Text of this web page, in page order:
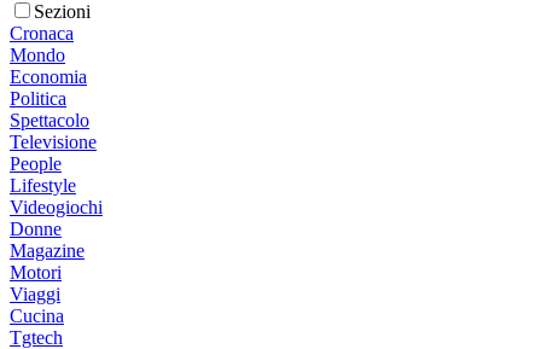
Sezioni
Cronaca
Mondo
Economia
Politica
Spettacolo
Televisione
People
Lifestyle
Videogiochi
Donne
Magazine
Motori
Viaggi
Cucina
Tgtech